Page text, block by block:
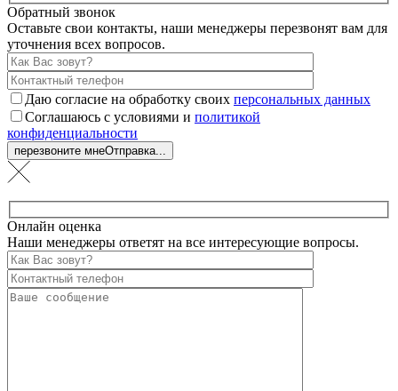
Обратный звонок
Оставьте свои контакты, наши менеджеры перезвонят вам для
уточнения всех вопросов.
Даю согласие на обработку своих персональных данных
Соглашаюсь с условиями и политикой
конфиденциальности
перезвоните мнеОтправка...
Онлайн оценка
Наши менеджеры ответят на все интересующие вопросы.